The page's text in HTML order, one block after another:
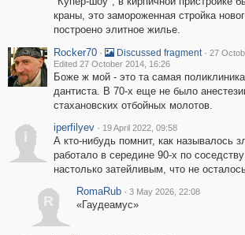
краны, это замороженная стройка
построено элитное жилье.
Rocker70 · Discussed fragment · 27
Edited 27 October 2014, 16:26
Боже ж мой - это та самая
дантиста. В 70-х еще не было
стахановских отбойных молотов.
i
iperfilyev · 19 April 2022, 09:58
А кто-нибудь помнит, как называлось
работало в середине 90-х по
настолько затейливым, что не
R
RomaRub · 3 May 2026, 22:08
«Гаудеамус»